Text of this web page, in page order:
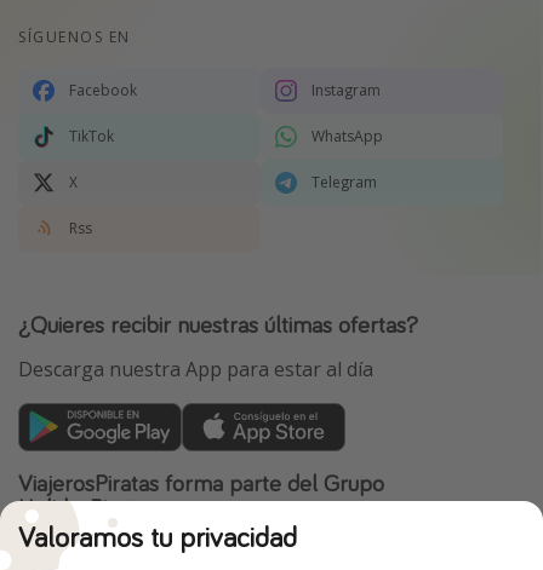
SÍGUENOS EN
Facebook Instagram
TikTok WhatsApp
X Telegram
Rss
¿Quieres recibir nuestras últimas ofertas?
Descarga nuestra App para estar al día
ViajerosPiratas forma parte del Grupo
HolidayPirates
Nuestros mercados
Valoramos tu privacidad